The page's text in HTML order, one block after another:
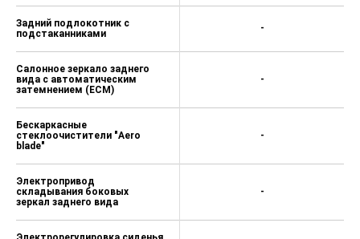
Задний подлокотник с
подстаканниками
Салонное зеркало заднего
вида с автоматическим
затемнением (ECM)
Бескаркасные
стеклоочистители "Aero
blade"
Электропривод
складывания боковых
зеркал заднего вида
-
-
-
-